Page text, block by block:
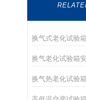
换气式老化试验
换气老化试验箱
换气热老化试验箱